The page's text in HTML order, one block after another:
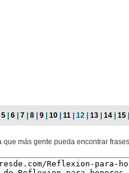
5 6 7 8 9 10 11 | 12 | 13 14 15
más gente pueda encontrar